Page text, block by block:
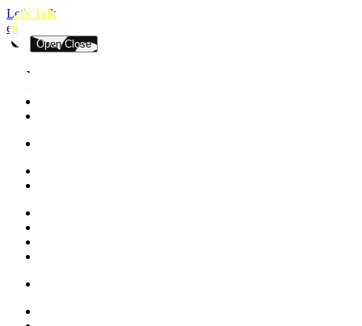
Let's Talk
en
Open Close